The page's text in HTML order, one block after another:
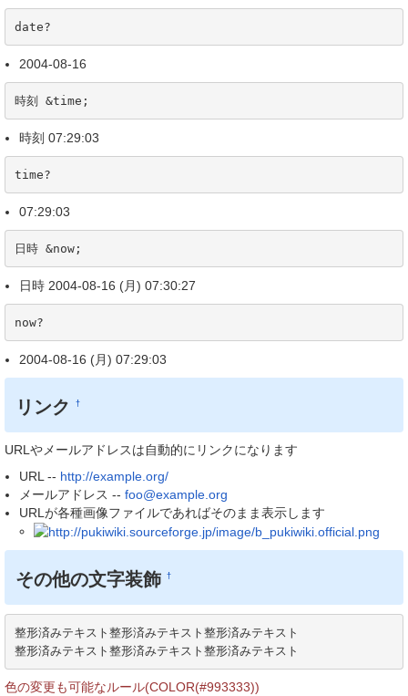
date?
2004-08-16
時刻 &time;
時刻 07:29:03
time?
07:29:03
日時 &now;
日時 2004-08-16 (月) 07:30:27
now?
2004-08-16 (月) 07:29:03
リンク †
URLやメールアドレスは自動的にリンクになります
URL -- http://example.org/
メールアドレス -- foo@example.org
URLが各種画像ファイルであればそのまま表示します
その他の文字装飾 †
整形済みテキスト整形済みテキスト整形済みテキスト
整形済みテキスト整形済みテキスト整形済みテキスト
色の変更も可能なルール(COLOR(#993333))